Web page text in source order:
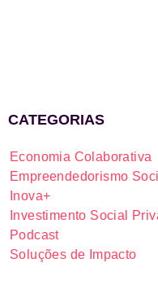
CATEGORIAS
Economia Colaborativa
Empreendedorismo
Inova+
Investimento Social
Podcast
Soluções de Impacto